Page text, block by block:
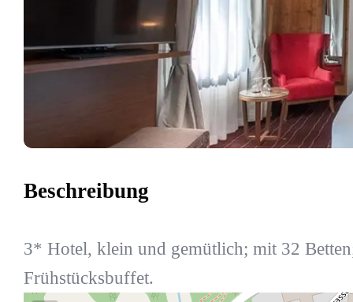
Beschreibung
3* Hotel, klein und gemütlich; mit 32
Frühstücksbuffet.